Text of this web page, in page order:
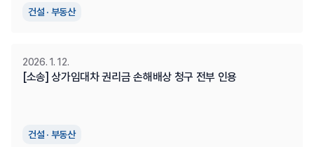
건설 · 부동산
건설 · 부동산
[소송] 상가임대차 권리금 손해배상 청구 전부 인용
2026. 1. 12.